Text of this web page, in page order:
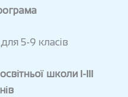
5-9 класів
школи І-ІІІ